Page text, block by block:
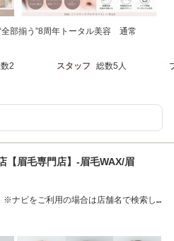
部揃う”8周年トータル美容 通常
2 スタッフ 総数5人
【眉毛専門店】-眉毛WAX/眉
※ナビをご利用の場合は店舗名で検索し